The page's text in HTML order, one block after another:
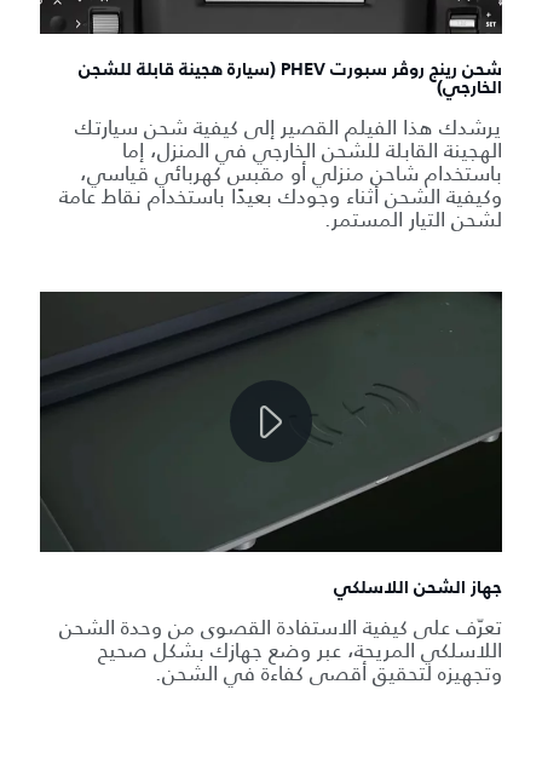
شحن رينج روڤر سبورت PHEV (سيارة هجينة قابلة للشجن
الخارجي)
يرشدك هذا الفيلم القصير إلى كيفية شحن سيارتك
الهجينة القابلة للشحن الخارجي في المنزل، إما
باستخدام شاحن منزلي أو مقبس كهربائي قياسي،
وكيفية الشحن أثناء وجودك بعيدًا باستخدام نقاط عامة
لشحن التيار المستمر.
جهاز الشحن اللاسلكي
تعرّف على كيفية الاستفادة القصوى من وحدة الشحن
اللاسلكي المريحة، عبر وضع جهازك بشكل صحيح
وتجهيزه لتحقيق أقصى كفاءة في الشحن.